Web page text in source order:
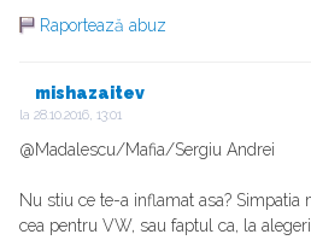
Raportează abuz
mishazaitev
la 28.10.2016, 13:01
@Madalescu/Mafia/Sergiu Andrei
Nu stiu ce te-a inflamat asa? Simpatia
cea pentru VW, sau faptul ca, la